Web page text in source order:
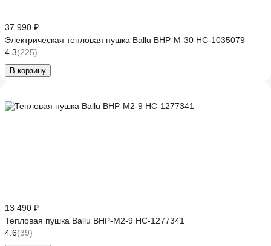
37 990 ₽
Электрическая тепловая пушка Ballu BHP-M-30 НС-1035079
4.3(225)
В корзину
13 490 ₽
Тепловая пушка Ballu BHP-M2-9 НС-1277341
4.6(39)